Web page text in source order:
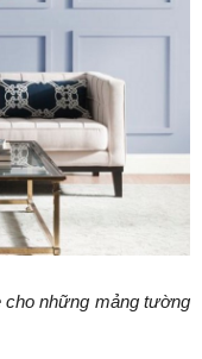
những mảng tường